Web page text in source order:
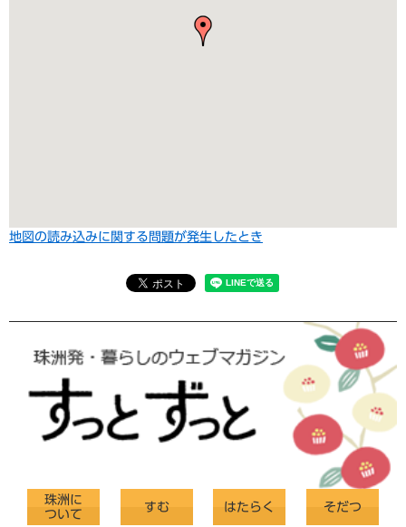
地図の読み込みに関する問題が発生したとき
珠洲に
ついて
すむ はたらく そだつ